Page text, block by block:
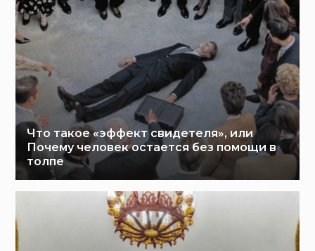
Что такое «эффект свидетеля», или
Почему человек остается без помощи в
толпе